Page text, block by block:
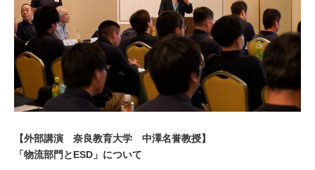
【外部講演 奈良教育大学 中澤名誉教授】
「物流部門とESD」について